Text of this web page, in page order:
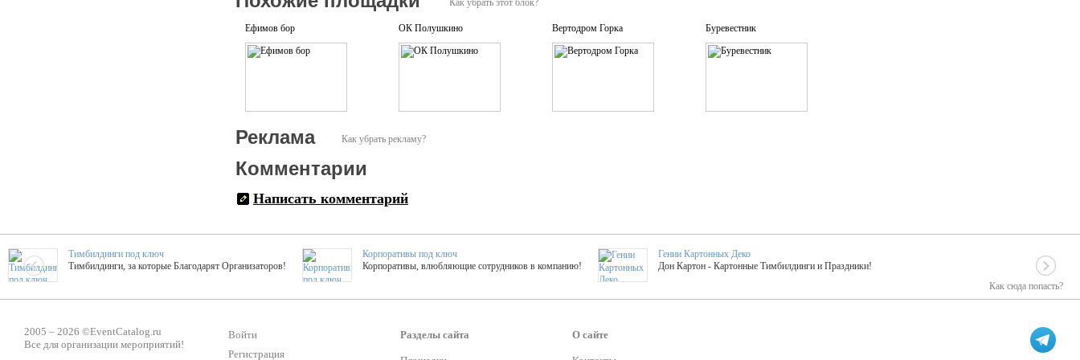
Как убрать этот блок?
Ефимов бор ОК Полушкино Вертодром Горка Буревестник
Как убрать рекламу?
Реклама
Комментарии
Написать комментарий
Как сюда попасть?
Тимбилдинги под ключ
Тимбилдинги, за которые Благодарят Организаторов!
Корпоративы под ключ
Корпоративы, влюбляющие сотрудников в компанию!
Гении Картонных Деко
Дон Картон - Картонные Тимбилдинги и Праздники!
ТОПовые мастер-классы на мероприятие! Гибкие цены!
2005 – 2026 ©EventCatalog.ru
Все для организации мероприятий!
Войти
Регистрация
Разделы сайта О сайте